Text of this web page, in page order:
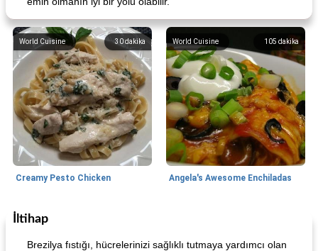
30dakika
World Cuisine
Creamy Pesto Chicken
105 dakika
World Cuisine
Angela's Awesome Enchiladas
World Cuisine
İltihap
Brezilya fıstığı, hücrelerinizi sağlıklı tutmaya yardımcı olan